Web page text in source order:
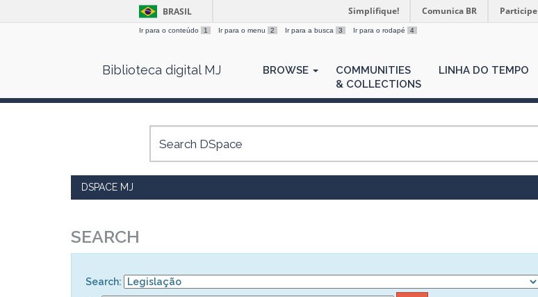
BRASIL Simplifique! Comunica BR Participe
Ir para o conteúdo 1 Ir para o menu 2 Ir para a busca 3 Ir para o rodapé 4
Biblioteca digital MJ BROWSE
COMMUNITIES
& COLLECTIONS
LINHA DO TEMPO
DSPACE MJ
SEARCH
Search: